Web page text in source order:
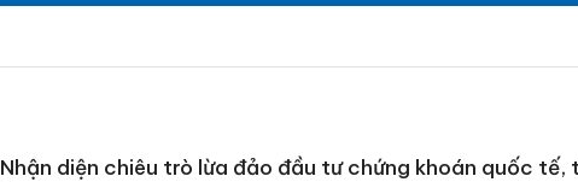
Nhận diện chiêu trò lừa đảo đầu tư chứng khoán quốc tế,